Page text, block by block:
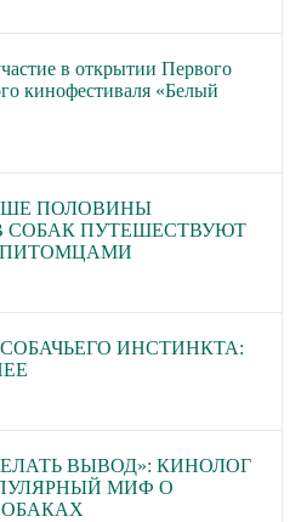
в открытии Первого
кинофестиваля «Белый
ПОЛОВИНЫ
СОБАК ПУТЕШЕСТВУЮТ
СОБАЧЬЕГО ИНСТИНКТА:
ВЫВОД»: КИНОЛОГ
МИФ О